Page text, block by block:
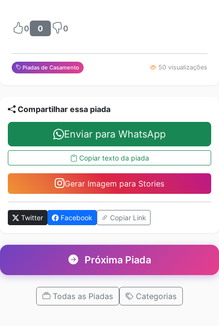
0 0 0
Piadas de Casamento 50 visualizações
Compartilhar essa piada
Enviar para WhatsApp
Copiar texto da piada
Gerar Imagem para Stories
Twitter Facebook Copiar Link
Próxima Piada
Todas as Piadas Categorias